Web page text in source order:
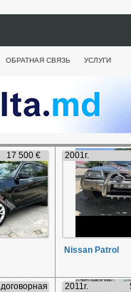
ОБРАТНАЯ СВЯЗЬ УСЛУГИ
17 500 € 2001г.
Nissan Patrol
договорная 2011г.